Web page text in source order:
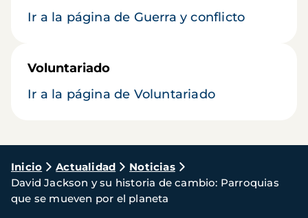
Ir a la página de Guerra y conflicto
Voluntariado
Ir a la página de Voluntariado
Ruta
de
navegación
Inicio Actualidad
Noticias
David Jackson y su historia de cambio: Parroquias
que se mueven por el planeta